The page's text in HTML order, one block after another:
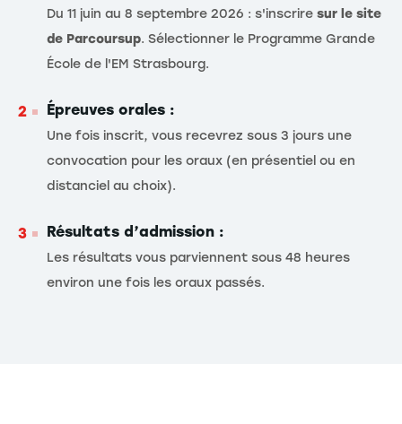
Du 11 juin au 8 septembre 2026 : s'inscrire sur le site
de Parcoursup. Sélectionner le Programme Grande
École de l'EM Strasbourg.
Épreuves orales :
Une fois inscrit, vous recevrez sous 3 jours une
convocation pour les oraux (en présentiel ou en
distanciel au choix).
Résultats d’admission :
Les résultats vous parviennent sous 48 heures
environ une fois les oraux passés.